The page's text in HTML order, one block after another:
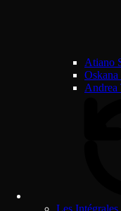
Atiano
Andrea
Les Intégrales